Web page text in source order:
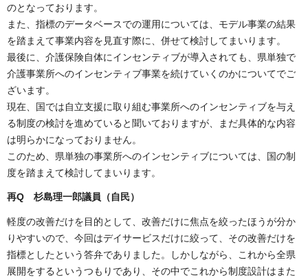
のとなっております。
また、指標のデータベースでの運用については、モデル事業の結果
を踏まえて事業内容を見直す際に、併せて検討してまいります。
最後に、介護保険自体にインセンティブが導入されても、県単独で
介護事業所へのインセンティブ事業を続けていくのかについてでご
ざいます。
現在、国では自立支援に取り組む事業所へのインセンティブを与え
る制度の検討を進めていると聞いておりますが、まだ具体的な内容
は明らかになっておりません。
このため、県単独の事業所へのインセンティブについては、国の制
度を踏まえて検討してまいります。
再Q 杉島理一郎議員（自民）
軽度の改善だけを目的として、改善だけに焦点を絞ったほうが分か
りやすいので、今回はデイサービスだけに絞って、その改善だけを
指標としたという答弁でありました。しかしながら、これから全県
展開をするというつもりであり、その中でこれから制度設計はまた